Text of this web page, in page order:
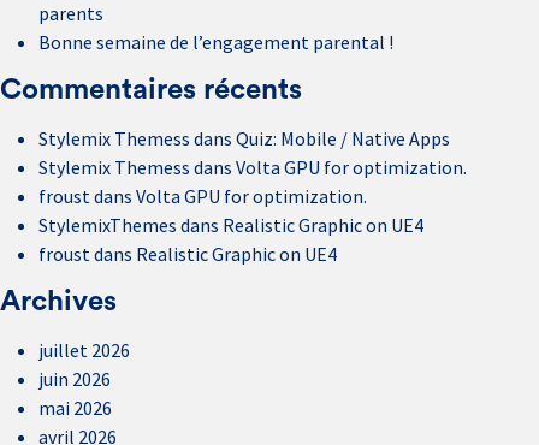
parents
Bonne semaine de l’engagement parental !
Commentaires récents
Stylemix Themess dans Quiz: Mobile / Native Apps
Stylemix Themess dans Volta GPU for optimization.
froustdans Volta GPU for optimization.
StylemixThemes dans Realistic Graphic on UE4
froustdans Realistic Graphic on UE4
Archives
juillet 2026
juin 2026
mai 2026
avril 2026